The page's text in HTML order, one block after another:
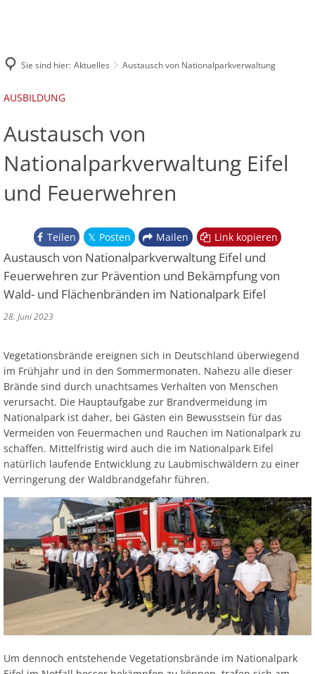
Löschzug 1
Löschzug Schleiden
Löschzug 2
Löschzug 3
Löschgruppe Bronsfeld
Online-Archiv Florian Schleiden
Sie sind hier: Aktuelles Austausch von Nationalparkverwaltung
AUSBILDUNG
Austausch von
Nationalparkverwaltung Eifel
und Feuerwehren
Teilen Posten Mailen Link kopieren
Austausch von Nationalparkverwaltung Eifel und
Feuerwehren zur Prävention und Bekämpfung von
Wald- und Flächenbränden im Nationalpark Eifel
28. Juni 2023
Vegetationsbrände ereignen sich in Deutschland überwiegend
im Frühjahr und in den Sommermonaten. Nahezu alle dieser
Brände sind durch unachtsames Verhalten von Menschen
verursacht. Die Hauptaufgabe zur Brandvermeidung im
Nationalpark ist daher, bei Gästen ein Bewusstsein für das
Vermeiden von Feuermachen und Rauchen im Nationalpark zu
schaffen. Mittelfristig wird auch die im Nationalpark Eifel
natürlich laufende Entwicklung zu Laubmischwäldern zu einer
Verringerung der Waldbrandgefahr führen.
Um dennoch entstehende Vegetationsbrände im Nationalpark